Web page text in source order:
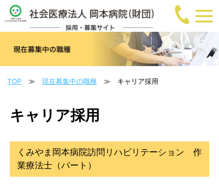
TOP ≫ 現在募集中の職種 ≫ キャリア採用
キャリア採用
くみやま岡本病院訪問リハビリテーション 作
業療法士（パート）